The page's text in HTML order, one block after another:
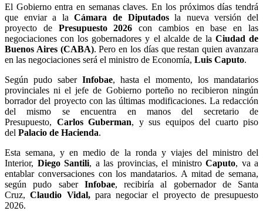
El Gobierno entra en semanas claves. En los próximos días tendrá
que enviar a laCámara de Diputadosla nueva versión del
proyecto de Presupuesto 2026 con cambios en base en las
negociaciones con los gobernadores y el alcalde de la Ciudad de
Buenos Aires (CABA). Pero en los días que restan quien avanzara
en las negociaciones será el ministro de Economía, Luis Caputo.
Según pudo saber Infobae, hasta el momento, los mandatarios
provinciales ni el jefe de Gobierno porteño no recibieron ningún
borrador del proyecto con las últimas modificaciones. La redacción
del mismo se encuentra en manos del secretario de
Presupuesto, Carlos Guberman, y sus equipos del cuarto piso
del Palacio de Hacienda.
Esta semana, y en medio de la ronda y viajes del ministro del
Interior, Diego Santili, a las provincias, el ministro Caputo, va a
entablar conversaciones con los mandatarios. A mitad de semana,
según pudo saber Infobae, recibiría al gobernador de Santa
Cruz,Claudio Vidal,para negociar el proyecto de presupuesto
2026.